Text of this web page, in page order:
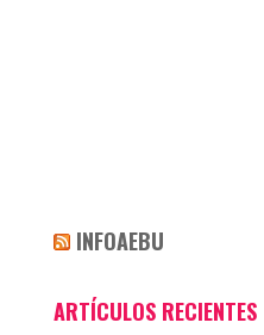
INFOAEBU
ARTÍCULOS RECIENTES